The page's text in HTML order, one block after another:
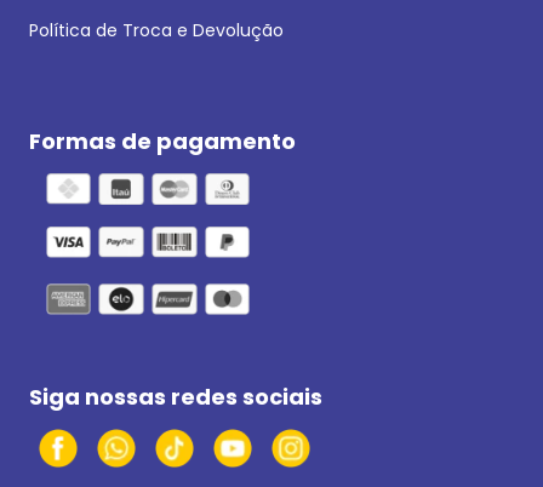
Política de Troca e Devolução
Formas de pagamento
Siga nossas redes sociais